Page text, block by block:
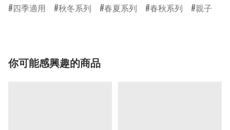
四季適用
秋冬系列 春夏系列 春秋系列 親子
你可能感興趣的商品